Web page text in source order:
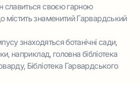
славиться своєю гарною
містить знаменитий Гарвардський
знаходяться ботанічні сади,
наприклад, головна бібліотека
Бібліотека Гарвардського